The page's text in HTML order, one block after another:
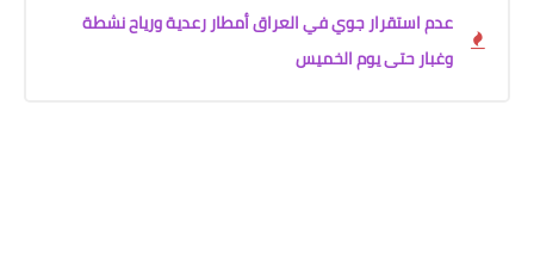
عدم استقرار جوي في العراق أمطار رعدية ورياح نشطة
وغبار حتى يوم الخميس